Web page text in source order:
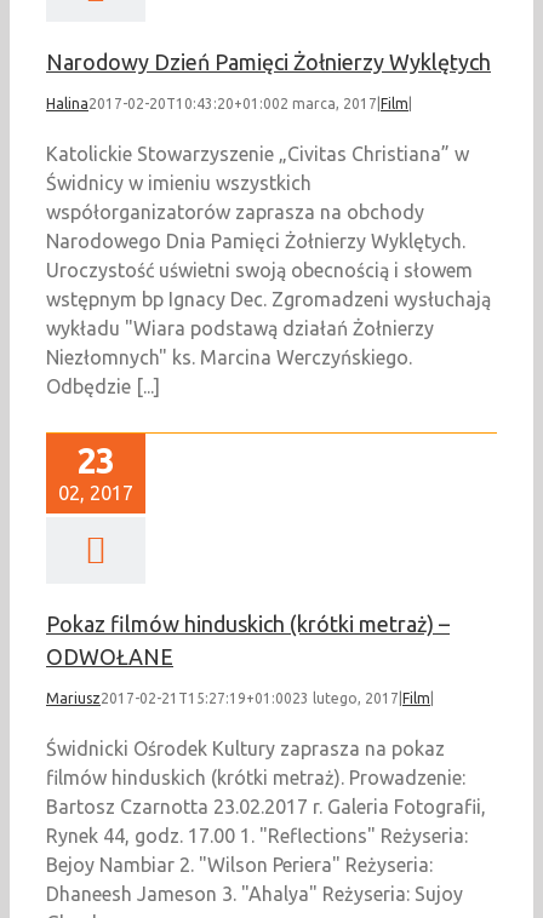
Narodowy Dzień Pamięci Żołnierzy Wyklętych
Halina2017-02-20T10:43:20+01:002 marca, 2017 Film
Katolickie Stowarzyszenie „Civitas Christiana” w
Świdnicy w imieniu wszystkich
współorganizatorów zaprasza na obchody
Narodowego Dnia Pamięci Żołnierzy Wyklętych.
Uroczystość uświetni swoją obecnością i słowem
wstępnym bp Ignacy Dec. Zgromadzeni wysłuchają
wykładu "Wiara podstawą działań Żołnierzy
Niezłomnych" ks. Marcina Werczyńskiego.
Odbędzie [...]
23
02, 2017
Pokaz filmów hinduskich (krótki metraż) –
ODWOŁANE
Mariusz2017-02-21T15:27:19+01:0023 lutego, 2017 Film
Świdnicki Ośrodek Kultury zaprasza na pokaz
filmów hinduskich (krótki metraż). Prowadzenie:
Bartosz Czarnotta 23.02.2017 r. Galeria Fotografii,
Rynek 44, godz. 17.00 1. "Reflections" Reżyseria:
Bejoy Nambiar 2. "Wilson Periera" Reżyseria:
Dhaneesh Jameson 3. "Ahalya" Reżyseria: Sujoy